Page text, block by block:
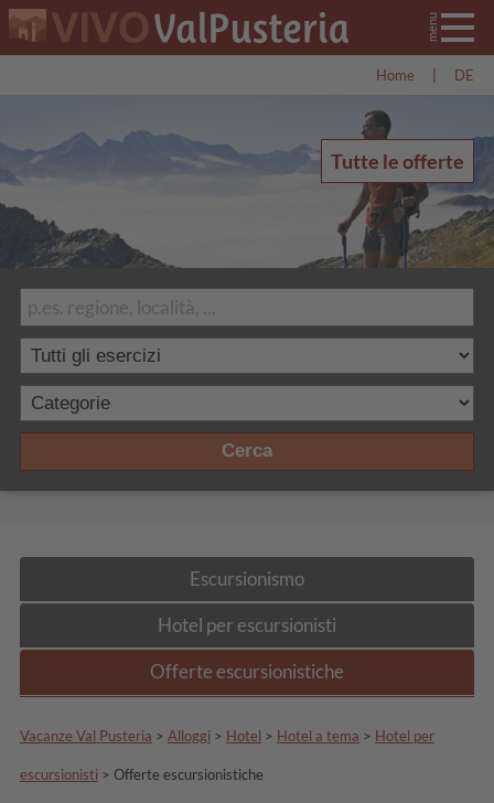
Home DE
Cerca
Tutte le offerte
Escursionismo
Hotel per escursionisti
Offerte escursionistiche
Vacanze Val Pusteria > Alloggi > Hotel > Hotel a tema > Hotel per
escursionisti > Offerte escursionistiche